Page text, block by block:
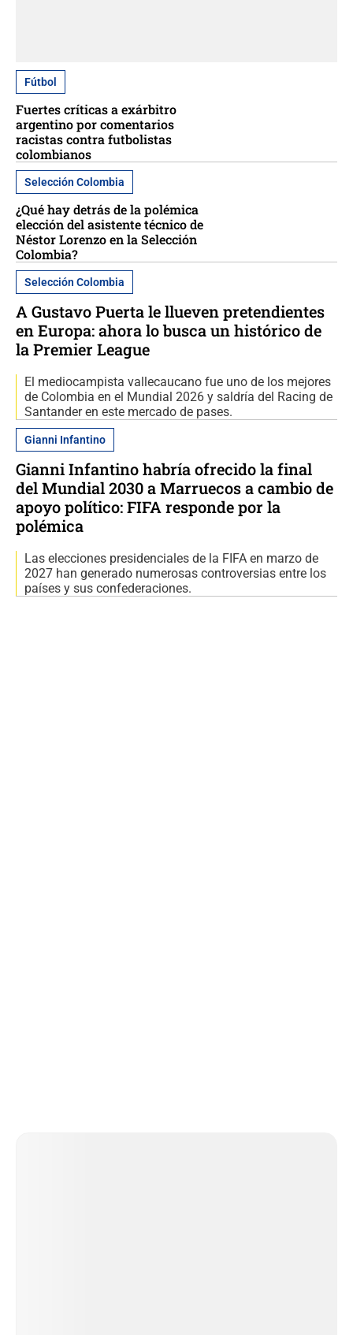
Fútbol
Fuertes críticas a exárbitro
argentino por comentarios
racistas contra futbolistas
colombianos
Selección Colombia
¿Qué hay detrás de la polémica
elección del asistente técnico de
Néstor Lorenzo en la Selección
Colombia?
Selección Colombia
A Gustavo Puerta le llueven pretendientes
en Europa: ahora lo busca un histórico de
la Premier League
El mediocampista vallecaucano fue uno de los mejores
de Colombia en el Mundial 2026 y saldría del Racing de
Santander en este mercado de pases.
Gianni Infantino
Gianni Infantino habría ofrecido la final
del Mundial 2030 a Marruecos a cambio de
apoyo político: FIFA responde por la
polémica
Las elecciones presidenciales de la FIFA en marzo de
2027 han generado numerosas controversias entre los
países y sus confederaciones.